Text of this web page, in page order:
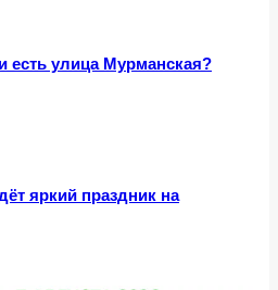
есть улица Мурманская?
яркий праздник на